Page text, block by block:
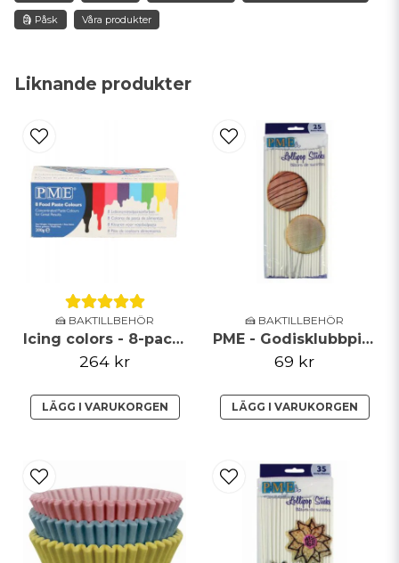
Liknande produkter
🍰 BAKTILLBEHÖR
Icing colors - 8-pack - PME
264 kr
LÄGG I VARUKORGEN
🍰 BAKTILLBEHÖR
PME - Godisklubbpinnar - 25-pack
69 kr
LÄGG I VARUKORGEN
Ja, ni får publicera min fråga
🗿 Påsk Våra produkter